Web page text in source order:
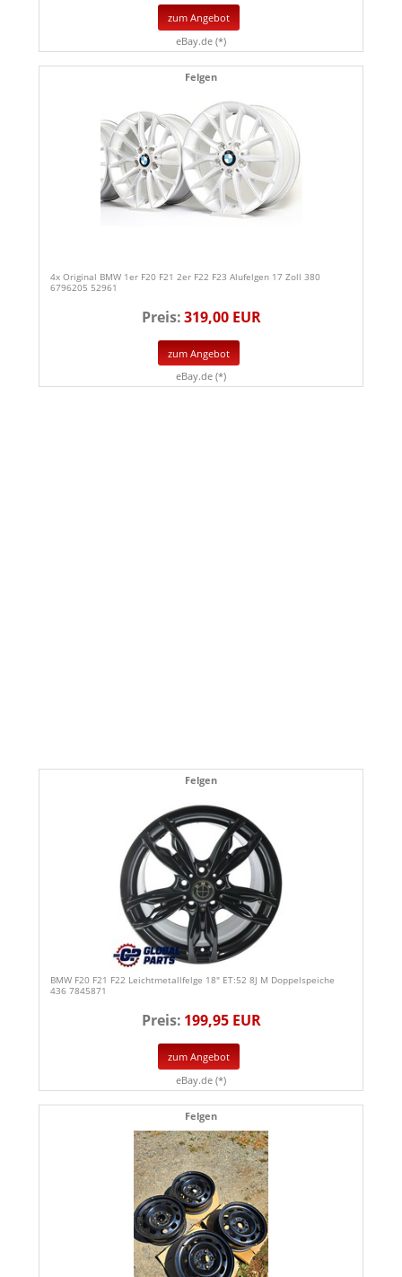
zum Angebot
eBay.de (*)
Felgen
4x Original BMW 1er F20 F21 2er F22 F23 Alufelgen 17 Zoll 380
6796205 52961
Preis:319,00 EUR
zum Angebot
eBay.de (*)
Felgen
BMW F20 F21 F22 Leichtmetallfelge 18" ET:52 8J M Doppelspeiche
436 7845871
Preis: 199,95 EUR
zum Angebot
eBay.de (*)
Felgen